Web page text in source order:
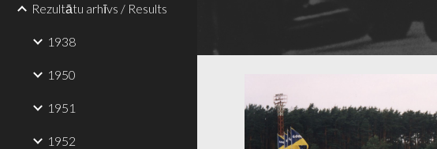
Rezultātu arhīvs / Results
1938
1950
1951
1952